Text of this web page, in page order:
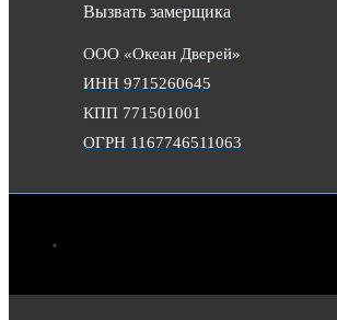
Вызвать замерщика
ООО «Океан Дверей»
ИНН 9715260645
КПП 771501001
ОГРН 1167746511063